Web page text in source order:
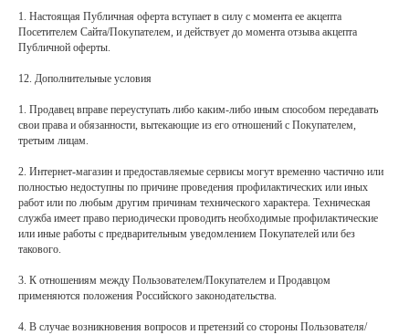
1. Настоящая Публичная оферта вступает в силу с момента ее акцепта
Посетителем Сайта/Покупателем, и действует до момента отзыва акцепта
Публичной оферты.
12. Дополнительные условия
1. Продавец вправе переуступать либо каким-либо иным способом передавать
свои права и обязанности, вытекающие из его отношений с Покупателем,
третьим лицам.
2. Интернет-магазин и предоставляемые сервисы могут временно частично или
полностью недоступны по причине проведения профилактических или иных
работ или по любым другим причинам технического характера. Техническая
служба имеет право периодически проводить необходимые профилактические
или иные работы с предварительным уведомлением Покупателей или без
такового.
3. К отношениям между Пользователем/Покупателем и Продавцом
применяются положения Российского законодательства.
4. В случае возникновения вопросов и претензий со стороны Пользователя/